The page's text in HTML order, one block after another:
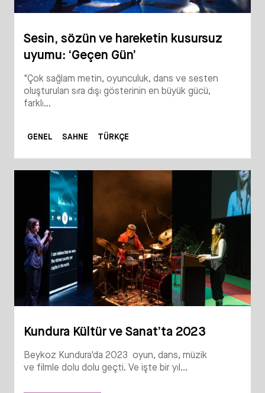
Sesin, sözün ve hareketin kusursuz
uyumu: ‘Geçen Gün’
"Çok sağlam metin, oyunculuk, dans ve sesten
oluşturulan sıra dışı gösterinin en büyük gücü,
farklı...
GENEL SAHNE TÜRKÇE
Kundura Kültür ve Sanat’ta 2023
Beykoz Kundura'da 2023 oyun, dans, müzik
ve filmle dolu dolu geçti. Ve işte bir yıl...